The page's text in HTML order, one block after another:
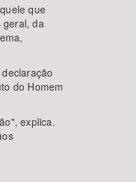
que
geral, da
do Homem
explica.